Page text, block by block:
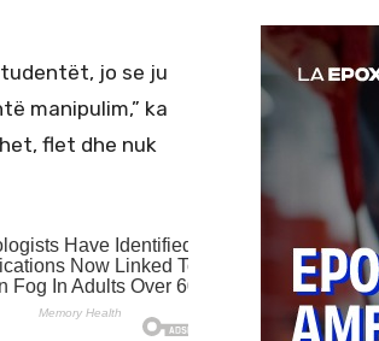
jo se ju
manipulim,” ka
flet dhe nuk